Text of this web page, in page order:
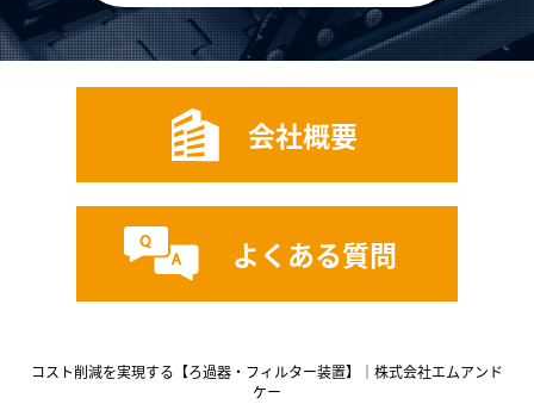
会社概要
よくある質問
コスト削減を実現する【ろ過器・フィルター装置】｜株式会社エムアンド
ケー